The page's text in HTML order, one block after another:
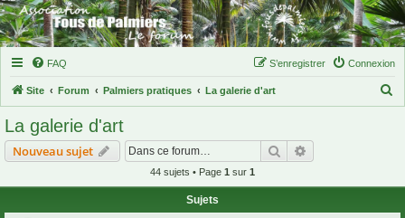
FAQ Connexion
S’enregistrer
Site Forum Palmiers pratiques La galerie d'art
La galerie d'art
Nouveau sujet Rechercher
44 sujets • Page 1 sur 1
Sujets